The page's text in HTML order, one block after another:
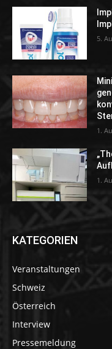
5.
1.
1.
KATEGORIEN
Veranstaltungen
Schweiz
Österreich
Interview
Pressemeldung